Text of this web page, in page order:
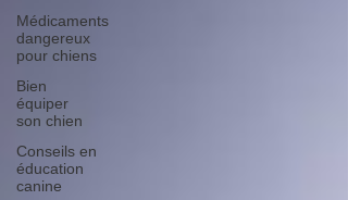
Médicaments
dangereux
pour chiens
Bien
équiper
son chien
Conseils en
éducation
canine